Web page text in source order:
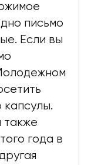
письмо
Если вы
также
года в